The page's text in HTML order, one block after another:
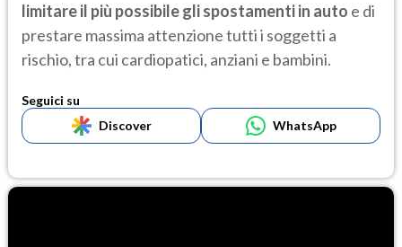
limitare il più possibile gli spostamenti in auto e di
prestare massima attenzione tutti i soggetti a
rischio, tra cui cardiopatici, anziani e bambini.
Seguici su
Discover
WhatsApp